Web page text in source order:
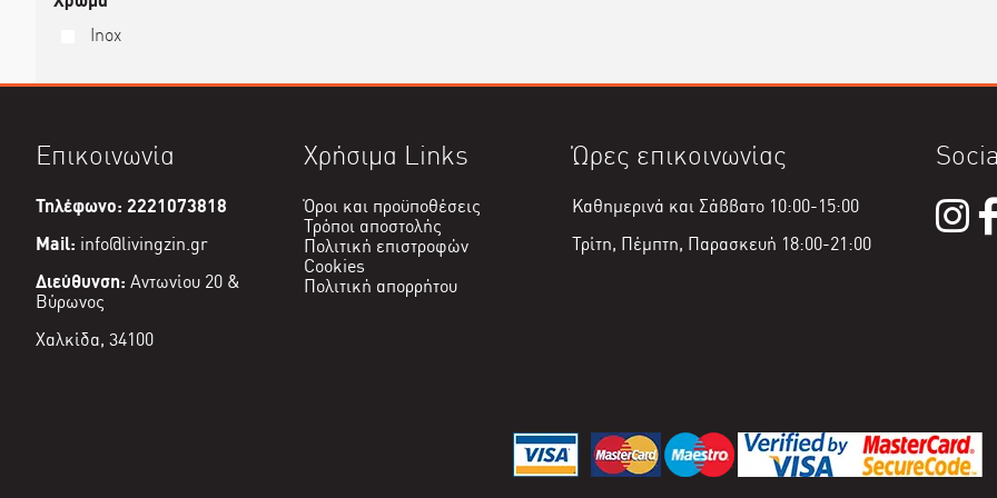
Inox
Επικοινωνία
Τηλέφωνο: 2221073818
Mail: info@livingzin.gr
Διεύθυνση: Αντωνίου 20 &
Βύρωνος
Χαλκίδα, 34100
Χρήσιμα Links
Όροι και προϋποθέσεις
Τρόποι αποστολής
Πολιτική επιστροφών
Cookies
Πολιτική απορρήτου
Ώρες επικοινωνίας
Καθημερινά και Σάββατο 10:00-15:00
Τρίτη, Πέμπτη, Παρασκευή 18:00-21:00